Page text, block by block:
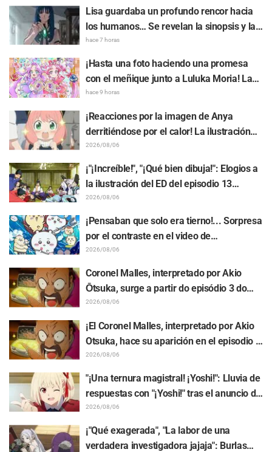
del "Cuerno del Dragón Oscuro" que
apareció en el episodio 1 de "Frieren: Más
allá del final del viaje"
Lisa guardaba un profundo rencor hacia
los humanos… Se revelan la sinopsis y las
primeras imágenes del episodio 6 del
anime “Goodbye, Lara”
hace 7 horas
¡Hasta una foto haciendo una promesa
con el meñique junto a Luluka Moria! La
publicación de Nao Tōyama, la actriz de
voz de "Star Detective Precure!", al asistir
al Dream Stage genera repercusión con
comentarios como "¡Es una doble Arcana!"
hace 9 horas
¡Reacciones por la imagen de Anya
derritiéndose por el calor! La ilustración
promocional de "SPY x FAMILY" provoca
comentarios como: "Anya se está
derritiendo"
2026/08/06
¡"¡Increíble!", "¡Qué bien dibuja!": Elogios a
la ilustración del ED del episodio 13
realizada por Asaki Yuikawa, actriz de voz
del protagonista de "The Elusive Samurai"
2026/08/06
¡Pensaban que solo era tierno!... Sorpresa
por el contraste en el video de
preparación previa al estreno de la
película de "Chiikawa": "Es más crudo de
lo imaginado", "Hablan puro de trabajo"
2026/08/06
Coronel Malles, interpretado por Akio
Ōtsuka, surge a partir do episódio 3 do
anime de TV "The Ghost in the Shell"!
Comentário do elenco e arte final são
revelados
2026/08/06
¡El Coronel Malles, interpretado por Akio
Otsuka, hace su aparición en el episodio 3
del anime de TV "The Ghost in the Shell"!
Revelan comentarios del elenco y la
tarjeta final (endcard)
2026/08/06
"¡Una ternura magistral! ¡Yoshi!": Lluvia de
respuestas con "¡Yoshi!" tras el anuncio de
la colaboración entre "Lycoris Recoil" y
2026/08/06
¡"Qué exagerada", "La labor de una
verdadera investigadora jajaja": Burlas